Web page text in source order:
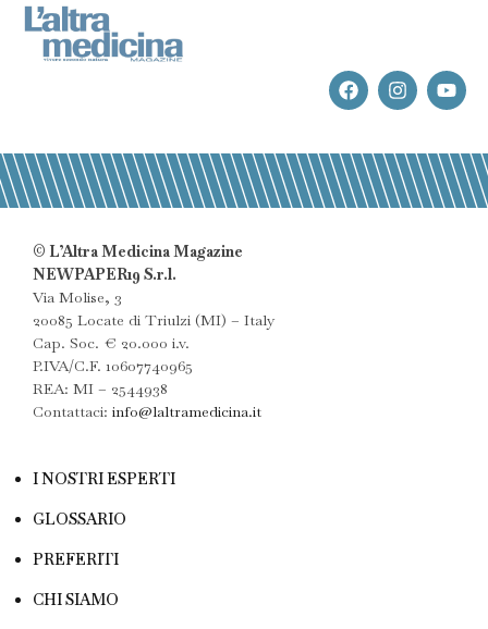
© L’Altra Medicina Magazine
NEWPAPER19 S.r.l.
Via Molise, 3
20085 Locate di Triulzi (MI) – Italy
Cap. Soc. € 20.000 i.v.
P.IVA/C.F. 10607740965
REA: MI – 2544938
Contattaci: info@laltramedicina.it
I NOSTRI ESPERTI
GLOSSARIO
PREFERITI
CHI SIAMO